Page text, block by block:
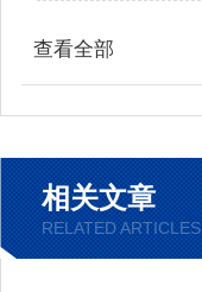
查看全部
相关文章
RELATED ARTICLES